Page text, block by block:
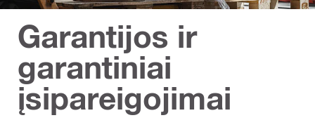
Garantijos ir
garantiniai
įsipareigojimai